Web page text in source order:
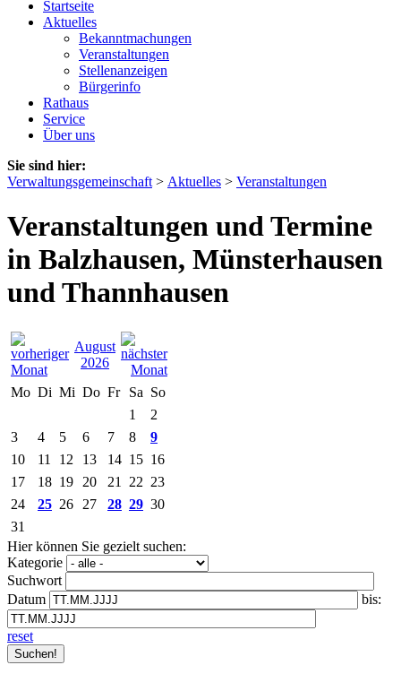
Startseite
Aktuelles
Bekanntmachungen
Veranstaltungen
Stellenanzeigen
Bürgerinfo
Rathaus
Service
Über uns
Sie sind hier:
Verwaltungsgemeinschaft > Aktuelles > Veranstaltungen
Veranstaltungen und Termine
in Balzhausen, Münsterhausen
und Thannhausen
August
2026
Mo Di Mi Do Fr Sa So
1
2
3
4 5 6 7 8
9
10
11 12 13 14 15 16
17
18 19 20 21 22 23
24
25 26 27 28 29 30
31
Hier können Sie gezielt suchen:
Kategorie
Suchwort
Datum
bis:
reset